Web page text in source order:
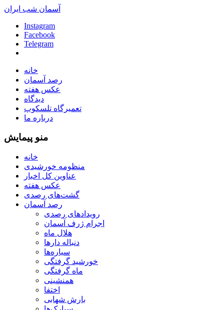
آسمان شب ایران
Instagram
Facebook
Telegram
خانه
رصد آسمان
عکس هفته
دیدگاه
تعمیرگاه تلسکوپ
درباره ما
منو پیمایش
خانه
منظومه خورشیدی
عناوین کل اخبار
عکس هفته
گشت‌های رصدی
رصد آسمان
رویدادهای رصدی
اجرام ژرف آسمان
هلال ماه
دنباله دارها
سیاره‌ها
خورشید گرفتگی
ماه گرفتگی
همنشینی
اختفا
بارش شهابی